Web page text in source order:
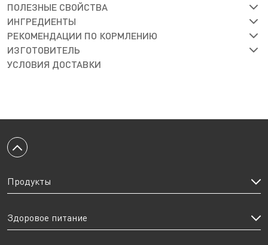
ПОЛЕЗНЫЕ СВОЙСТВА
ИНГРЕДИЕНТЫ
РЕКОМЕНДАЦИИ ПО КОРМЛЕНИЮ
ИЗГОТОВИТЕЛЬ
УСЛОВИЯ ДОСТАВКИ
Вернуться к началу
Продукты
Здоровое питание